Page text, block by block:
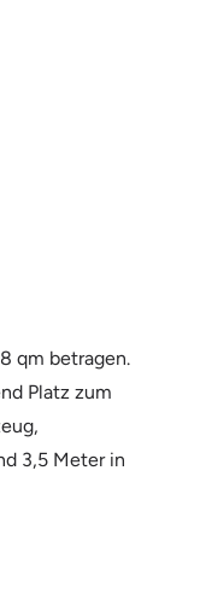
qm betragen.
Platz zum
3,5 Meter in